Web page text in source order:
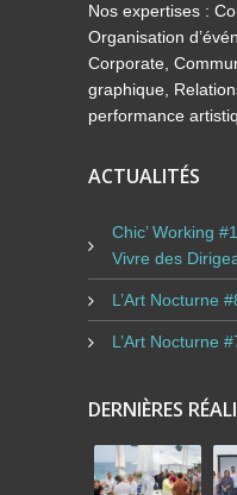
Nos expertises :
Organisation
Corporate,
graphique,
performance
ACTUALITÉS
Chic’ Working
Vivre des
L’Art Nocturne
L’Art Nocturne
DERNIÈRES